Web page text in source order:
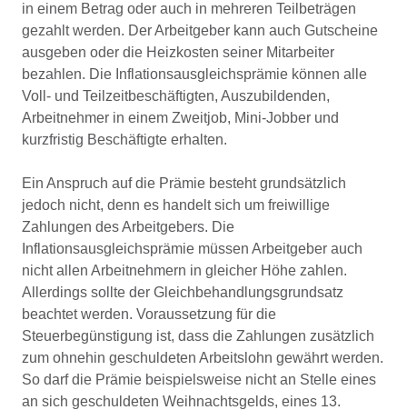
in einem Betrag oder auch in mehreren Teilbeträgen
gezahlt werden. Der Arbeitgeber kann auch Gutscheine
ausgeben oder die Heizkosten seiner Mitarbeiter
bezahlen. Die Inflationsausgleichsprämie können alle
Voll- und Teilzeitbeschäftigten, Auszubildenden,
Arbeitnehmer in einem Zweitjob, Mini-Jobber und
kurzfristig Beschäftigte erhalten.
Ein Anspruch auf die Prämie besteht grundsätzlich
jedoch nicht, denn es handelt sich um freiwillige
Zahlungen des Arbeitgebers. Die
Inflationsausgleichsprämie müssen Arbeitgeber auch
nicht allen Arbeitnehmern in gleicher Höhe zahlen.
Allerdings sollte der Gleichbehandlungsgrundsatz
beachtet werden. Voraussetzung für die
Steuerbegünstigung ist, dass die Zahlungen zusätzlich
zum ohnehin geschuldeten Arbeitslohn gewährt werden.
So darf die Prämie beispielsweise nicht an Stelle eines
an sich geschuldeten Weihnachtsgelds, eines 13.